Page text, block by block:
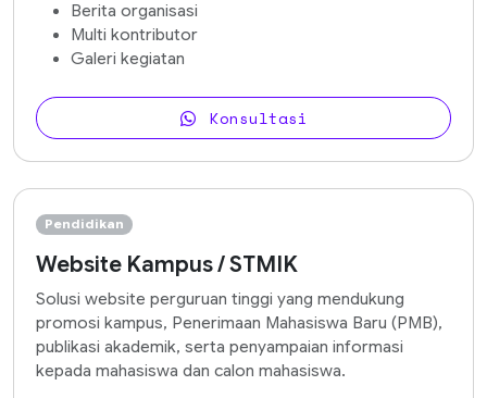
Berita organisasi
Multi kontributor
Galeri kegiatan
Konsultasi
Pendidikan
Website Kampus / STMIK
Solusi website perguruan tinggi yang mendukung
promosi kampus, Penerimaan Mahasiswa Baru (PMB),
publikasi akademik, serta penyampaian informasi
kepada mahasiswa dan calon mahasiswa.